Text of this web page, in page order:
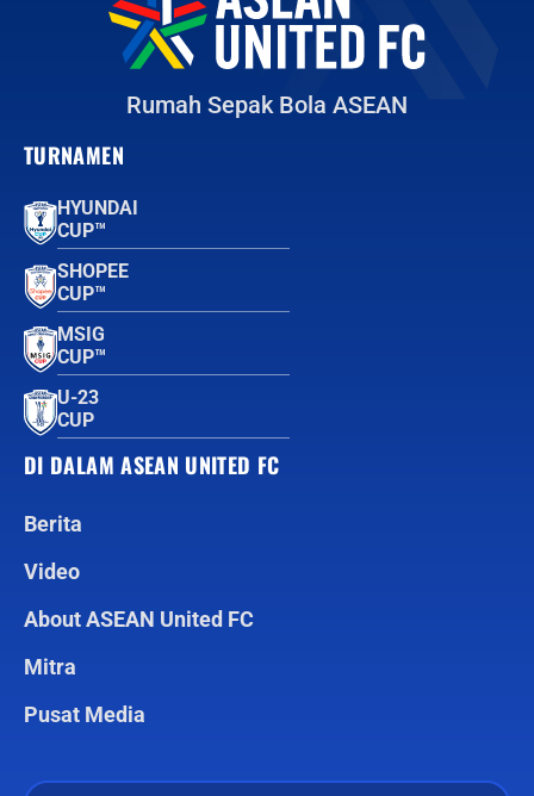
Rumah Sepak Bola ASEAN
TURNAMEN
HYUNDAI
CUP™
SHOPEE
CUP™
MSIG
CUP™
U-23
CUP
DI DALAM ASEAN UNITED FC
Berita
Video
About ASEAN United FC
Mitra
Pusat Media